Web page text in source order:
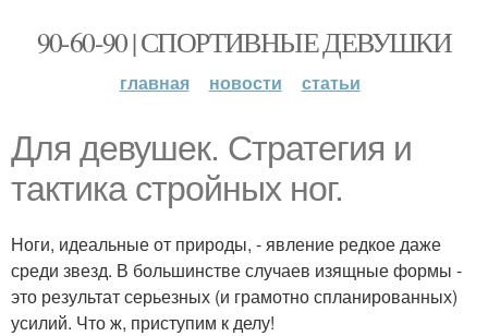
90-60-90 | СПОРТИВНЫЕ ДЕВУШКИ
главная новости статьи
Для девушек. Стратегия и
тактика стройных ног.
Ноги, идеальные от природы, - явление редкое даже
среди звезд. В большинстве случаев изящные формы -
это результат серьезных (и грамотно спланированных)
усилий. Что ж, приступим к делу!